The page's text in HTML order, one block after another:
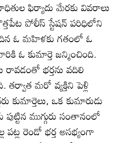
ఫిర్యాదు మేరకు వివరాలు
పోలీస్‌ స్టేషన్‌ పరిధిలోని
ఓ మహిళకు గతంలో ఓ
ఓ కుమార్తె జన్మించింది.
రావడంతో భర్తను వదిలి
మరో వ్యక్తిని పెళ్లి
కుమార్తెలు, ఒక కుమారుడు
ముగ్గురు సంతానంలో
రెండో భర్త అసభ్యంగా